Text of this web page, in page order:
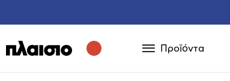
Προϊόντα